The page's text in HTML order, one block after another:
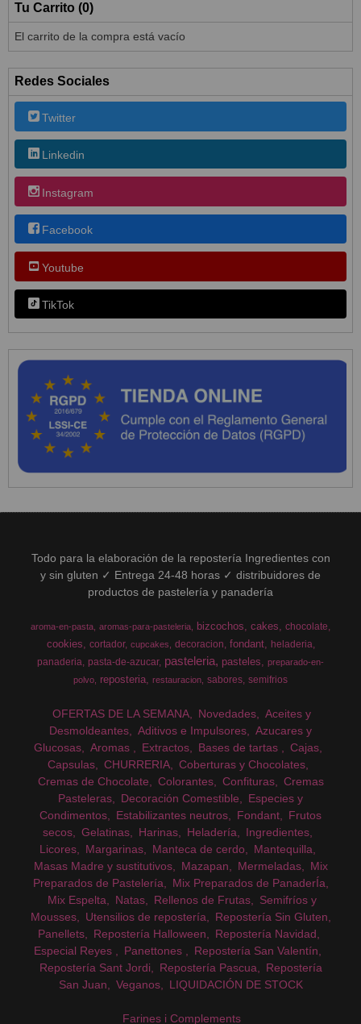
Tu Carrito (0)
El carrito de la compra está vacío
Redes Sociales
Twitter
Linkedin
Instagram
Facebook
Youtube
TikTok
Todo para la elaboración de la repostería Ingredientes con
y sin gluten ✓ Entrega 24-48 horas ✓ distribuidores de
productos de pastelería y panadería
aroma-en-pasta aromas-para-pasteleria bizcochos cakes chocolate
cookies cortador cupcakes decoracion fondant
heladeria
panaderia pasta-de-azucar pasteleria pasteles
preparado-en-
polvo
reposteria restauracion sabores semifrios
OFERTAS DE LA SEMANA Novedades
Aceites y
Desmoldeantes
Aditivos e Impulsores
Azucares y
Glucosas
Aromas Extractos Bases de tartas
Cajas
Capsulas
CHURRERIA
Coberturas y Chocolates
Cremas de Chocolate
Colorantes Confituras
Cremas
Pasteleras
Decoración Comestible
Especies y
Condimentos
Estabilizantes neutros Fondant
Frutos
secos
Gelatinas Harinas Heladería
Ingredientes
Licores
Margarinas Manteca de cerdo
Mantequilla
Masas Madre y sustitutivos
Mazapan Mermeladas
Mix
Preparados de Pastelería
Mix Preparados de PanaderÍa
Mix Espelta
Natas Rellenos de Frutas
Semifríos y
Mousses
Utensilios de repostería
Repostería Sin Gluten
Panellets
Repostería Halloween
Repostería Navidad
Especial Reyes
Panettones
Repostería San Valentín
Repostería Sant Jordi
Repostería Pascua
Repostería
San Juan
Veganos LIQUIDACIÓN DE STOCK
Farines i Complements